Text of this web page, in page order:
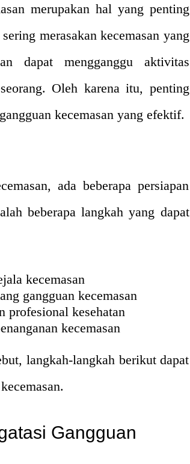
merupakan hal yang penting
merasakan kecemasan yang
dapat mengganggu aktivitas
Oleh karena itu, penting
kecemasan yang efektif.
ada beberapa persiapan
beberapa langkah yang dapat
kecemasan
gangguan kecemasan
profesional kesehatan
kecemasan
langkah-langkah berikut dapat
Gangguan